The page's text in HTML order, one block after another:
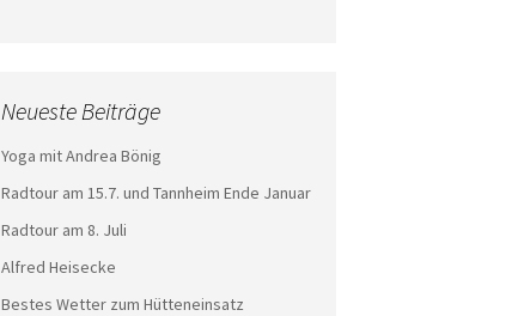
Neueste Beiträge
Yoga mit Andrea Bönig
Radtour am 15.7. und Tannheim Ende Januar
Radtour am 8. Juli
Alfred Heisecke
Bestes Wetter zum Hütteneinsatz